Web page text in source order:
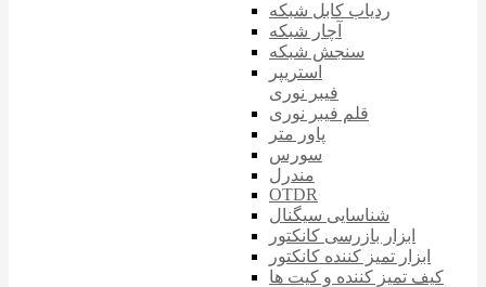
ردیاب کابل شبکه
آچار شبکه
سنجش شبکه
استریپر
فیبر نوری
قلم فیبر نوری
پاور متر
سورس
مندرل
OTDR
شناسایی سیگنال
ابزار بازرسی کانکتور
ابزار تمیز کننده کانکتور
کیف تمیز کننده و کیت ها